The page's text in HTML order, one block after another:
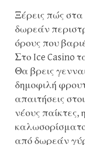
Ξέρεις πώς στα
δωρεάν
όρους που
Στο Ice Casino
Θα βρεις
δημοφιλή
απαιτήσεις
νέους
από δωρεάν